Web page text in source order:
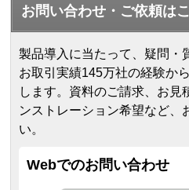
お問い合わせ・ご依頼は
製品導入に当たって、疑問・
お取引実績145万社の経験か
します。 資料のご請求、お見
ンストレーション希望など、
い。
Webでのお問い合わせ